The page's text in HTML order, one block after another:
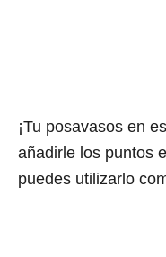
¡Tu posavasos en
añadirle los puntos
puedes utilizarlo